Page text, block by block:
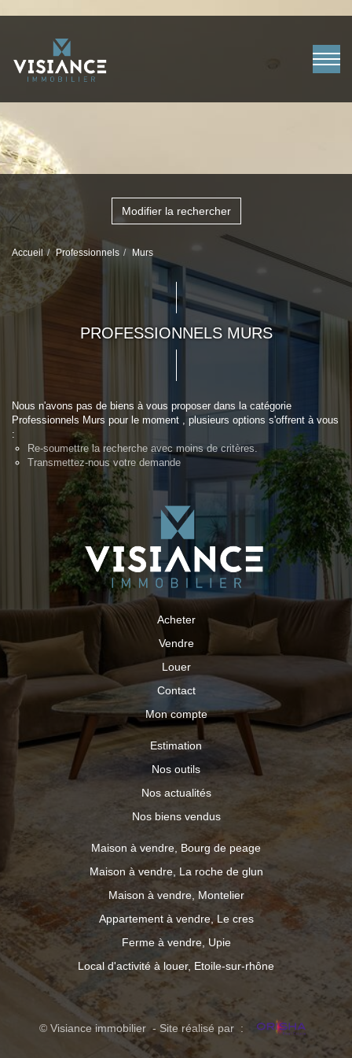
Modifier la rechercher
Accueil Professionnels Murs
PROFESSIONNELS MURS
Nous n'avons pas de biens à vous proposer dans la catégorie
Professionnels Murs pour le moment , plusieurs options s'offrent à vous
:
Re-soumettre la recherche avec moins de critères.
Transmettez-nous votre demande
Acheter
Vendre
Louer
Contact
Mon compte
Estimation
Nos outils
Nos actualités
Nos biens vendus
Maison à vendre, Bourg de peage
Maison à vendre, La roche de glun
Maison à vendre, Montelier
Appartement à vendre, Le cres
Ferme à vendre, Upie
Local d'activité à louer, Etoile-sur-rhône
© Visiance immobilier - Site réalisé par :